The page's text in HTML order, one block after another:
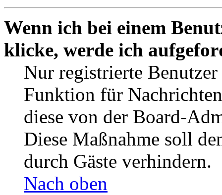
Wenn ich bei einem
klicke, werde ich
Nur registrierte
Funktion für
diese von der Board-
Diese Maßnahme soll
durch Gäste verhindern.
Nach oben